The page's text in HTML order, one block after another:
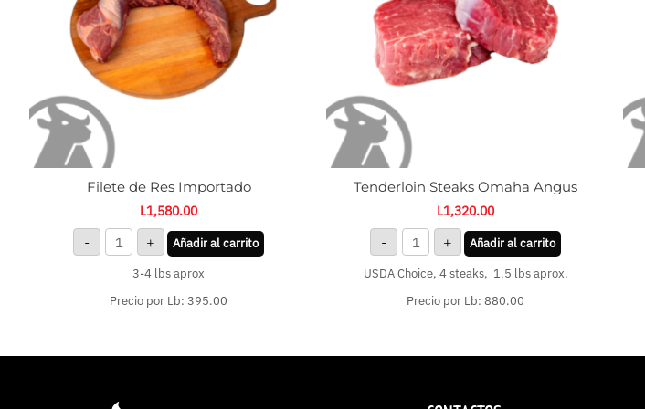
Filete de Res Importado
L1,580.00
- +
Añadir al carrito
3-4 lbs aprox
Precio por Lb: 395.00
Tenderloin Steaks Omaha Angus
L1,320.00
- +
Añadir al carrito
USDA Choice, 4 steaks, 1.5 lbs aprox.
Precio por Lb: 880.00